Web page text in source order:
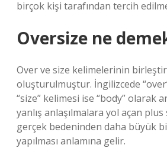
birçok kişi tarafından tercih
Oversize ne
Over ve size kelimelerinin
oluşturulmuştur. İngilizcede
“size” kelimesi ise “body” olarak
yanlış anlaşılmalara yol açan
gerçek bedeninden daha büyük
yapılması anlamına gelir.